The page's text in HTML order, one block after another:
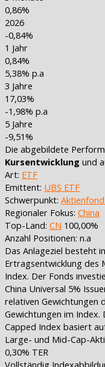
0,86%
2026
-0,84%
1 Jahr
0,84%
5,38% p.a
3 Jahre
17,03%
-1,98% p.a
5 Jahre
-9,51%
Die abgebildete
Kursentwicklung und
Art: ETF
Emittent: UBS ETF
Schwerpunkt:
Regionaler Fokus: China
Top-Land: CN 100,00%
Anzahl Positionen: n.a
Das Anlageziel besteht
Ertragsentwicklung des
Index. Der Fonds
China Universal 5%
relativen Gewichtungen
Gewichtungen im Index.
Capped Index basiert
Large- und Mid-Cap-
0,30% TER